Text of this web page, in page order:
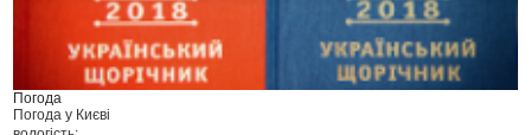
Погода
Погода у Києві